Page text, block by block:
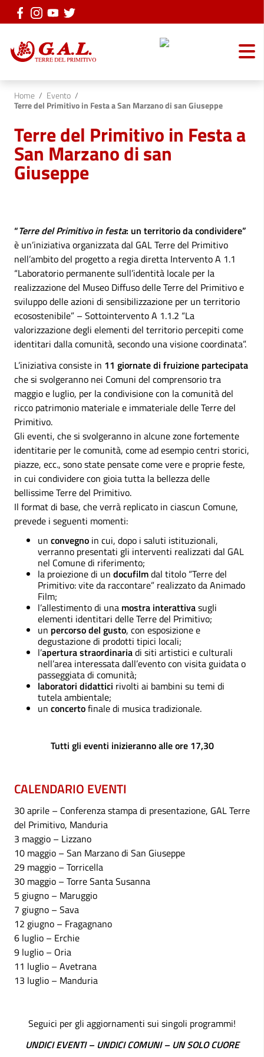
Vai ai contenuti
Vai al menu di navigazione
Vai al footer
Home / Evento /
Terre del Primitivo in Festa a San Marzano di san Giuseppe
Terre del Primitivo in Festa a
San Marzano di san
Giuseppe
“Terre del Primitivo in festa: un territorio da condividere”
è un’iniziativa organizzata dal GAL Terre del Primitivo
nell’ambito del progetto a regia diretta Intervento A 1.1
“Laboratorio permanente sull’identità locale per la
realizzazione del Museo Diffuso delle Terre del Primitivo e
sviluppo delle azioni di sensibilizzazione per un territorio
ecosostenibile” – Sottointervento A 1.1.2 “La
valorizzazione degli elementi del territorio percepiti come
identitari dalla comunità, secondo una visione coordinata”.
L’iniziativa consiste in 11 giornate di fruizione partecipata
che si svolgeranno nei Comuni del comprensorio tra
maggio e luglio, per la condivisione con la comunità del
ricco patrimonio materiale e immateriale delle Terre del
Primitivo.
Gli eventi, che si svolgeranno in alcune zone fortemente
identitarie per le comunità, come ad esempio centri storici,
piazze, ecc., sono state pensate come vere e proprie feste,
in cui condividere con gioia tutta la bellezza delle
bellissime Terre del Primitivo.
Il format di base, che verrà replicato in ciascun Comune,
prevede i seguenti momenti:
un convegno in cui, dopo i saluti istituzionali,
verranno presentati gli interventi realizzati dal GAL
nel Comune di riferimento;
la proiezione di un docufilmdal titolo “Terre del
Primitivo: vite da raccontare” realizzato da Animado
Film;
l’allestimento di una mostra interattivasugli
elementi identitari delle Terre del Primitivo;
un percorso del gusto, con esposizione e
degustazione di prodotti tipici locali;
l’apertura straordinariadi siti artistici e culturali
nell’area interessata dall’evento con visita guidata o
passeggiata di comunità;
laboratori didattici rivolti ai bambini su temi di
tutela ambientale;
un concertofinale di musica tradizionale.
Tutti gli eventi inizieranno alle ore 17,30
CALENDARIO EVENTI
30 aprile – Conferenza stampa di presentazione, GAL Terre
del Primitivo, Manduria
3 maggio – Lizzano
10 maggio – San Marzano di San Giuseppe
29 maggio – Torricella
30 maggio – Torre Santa Susanna
5 giugno – Maruggio
7 giugno – Sava
12 giugno – Fragagnano
6 luglio – Erchie
9 luglio – Oria
11 luglio – Avetrana
13 luglio – Manduria
Seguici per gli aggiornamenti sui singoli programmi!
UNDICI EVENTI – UNDICI COMUNI – UN SOLO CUORE